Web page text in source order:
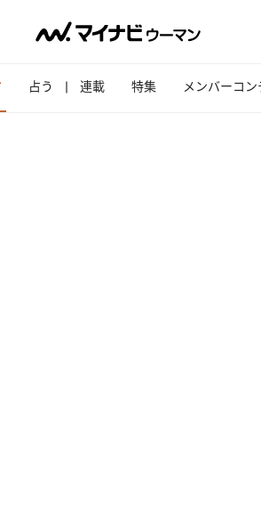
占う 連載 特集 メンバーコン